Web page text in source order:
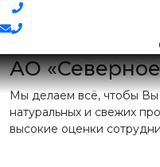
АО
Мы делаем всё, чтобы Вы
натуральных и свежих
высокие оценки